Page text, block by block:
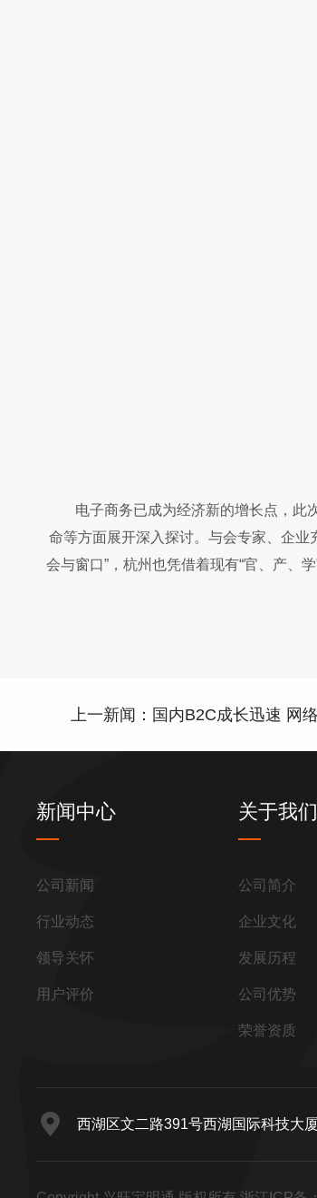
电子商务已成为经济新的增长点，此次
命等方面展开深入探讨。与会专家、企
会与窗口”，杭州也凭借着现有“官、产、
上一新闻：国内B2C成长迅速 网
新闻中心
公司新闻
行业动态
领导关怀
用户评价
关于我们
公司简介
企业文化
发展历程
公司优势
荣誉资质
西湖区文二路391号西湖国际科技大